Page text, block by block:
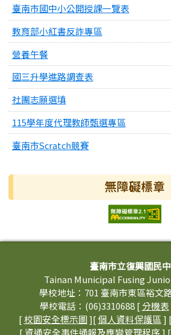
臺南市國中小公開授課一覽表
教育部小紅書反詐專區
營養午餐
國三升學進路調查表
社團志願選填
115學年度代理教師甄選專區
臺南市Scratch競賽
無障礙標章
頁尾區域內容臺南市立復興國民
Tainan Municipal Fusing
學校地址：701 臺南市東區裕文
學校電話：(06)3310688 [分機表
[校園安全標示圖][個人資料保護區] [
[資通安全事件通報及應變管理程序] [